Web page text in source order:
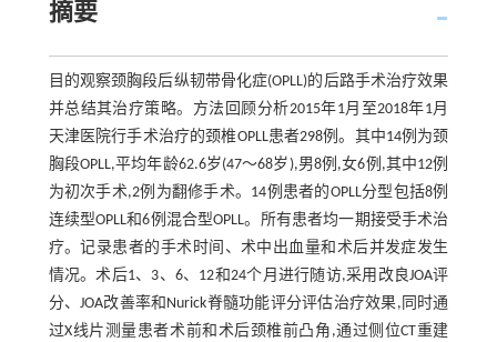
摘要
目的观察颈胸段后纵韧带骨化症(OPLL)的后路手术治疗效果
并总结其治疗策略。方法回顾分析2015年1月至2018年1月
天津医院行手术治疗的颈椎OPLL患者298例。其中14例为颈
胸段OPLL,平均年龄62.6岁(47～68岁),男8例,女6例,其中12例
为初次手术,2例为翻修手术。14例患者的OPLL分型包括8例
连续型OPLL和6例混合型OPLL。所有患者均一期接受手术治
疗。记录患者的手术时间、术中出血量和术后并发症发生
情况。术后1、3、6、12和24个月进行随访,采用改良JOA评
分、JOA改善率和Nurick脊髓功能评分评估治疗效果,同时通
过X线片测量患者术前和术后颈椎前凸角,通过侧位CT重建